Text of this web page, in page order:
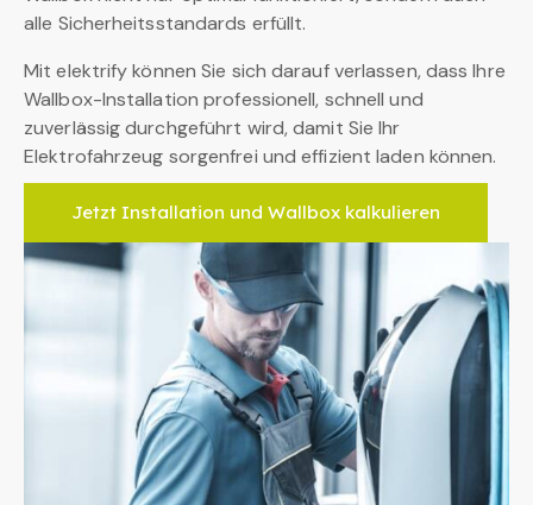
alle Sicherheitsstandards erfüllt.
Mit elektrify können Sie sich darauf verlassen, dass Ihre
Wallbox-Installation professionell, schnell und
zuverlässig durchgeführt wird, damit Sie Ihr
Elektrofahrzeug sorgenfrei und effizient laden können.
Jetzt Installation und Wallbox kalkulieren